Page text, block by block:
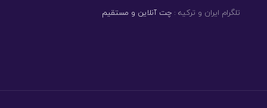
تلگرام ایران و ترکیه : چت آنلاین و مستقیم